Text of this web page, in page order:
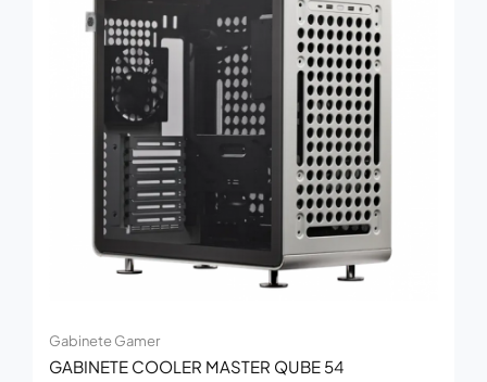
Gabinete Gamer
GABINETE COOLER MASTER QUBE 54